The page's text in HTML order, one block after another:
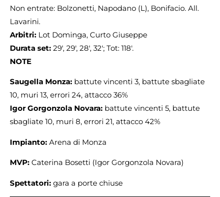
Non entrate: Bolzonetti, Napodano (L), Bonifacio. All.
Lavarini.
Arbitri: Lot Dominga, Curto Giuseppe
Durata set: 29′, 29′, 28′, 32′; Tot: 118′.
NOTE
Saugella Monza: battute vincenti 3, battute sbagliate
10, muri 13, errori 24, attacco 36%
Igor Gorgonzola Novara: battute vincenti 5, battute
sbagliate 10, muri 8, errori 21, attacco 42%
Impianto: Arena di Monza
MVP: Caterina Bosetti (Igor Gorgonzola Novara)
Spettatori: gara a porte chiuse